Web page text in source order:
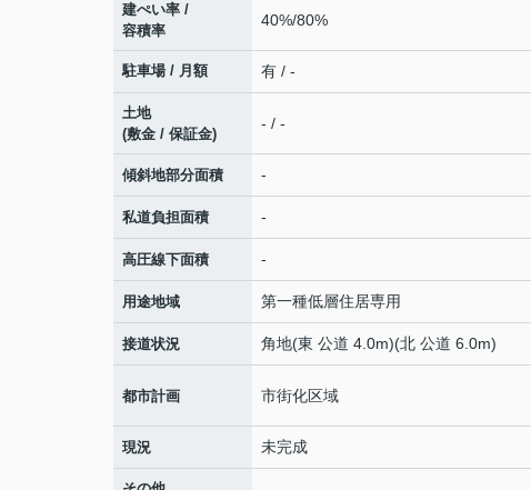
建ぺい率 /
容積率
40%/80%
駐車場 / 月額 有 / -
土地
(敷金 / 保証金)
- / -
傾斜地部分面積 -
私道負担面積 -
高圧線下面積 -
用途地域 第一種低層住居専用
接道状況 角地(東 公道 4.0m)(北 公道 6.0m)
都市計画 市街化区域
現況 未完成